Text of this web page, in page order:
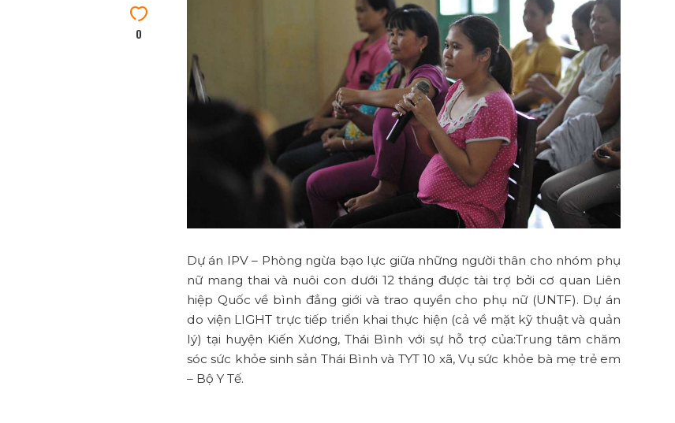
0
Dự án IPV – Phòng ngừa bạo lực giữa những người thân cho nhóm phụ
nữ mang thai và nuôi con dưới 12 tháng được tài trợ bởi cơ quan Liên
hiệp Quốc về bình đẳng giới và trao quyền cho phụ nữ (UNTF). Dự án
do viện LIGHT trực tiếp triển khai thực hiện (cả về mặt kỹ thuật và quản
lý) tại huyện Kiến Xương, Thái Bình với sự hỗ trợ của:Trung tâm chăm
sóc sức khỏe sinh sản Thái Bình và TYT 10 xã, Vụ sức khỏe bà mẹ trẻ em
– Bộ Y Tế.